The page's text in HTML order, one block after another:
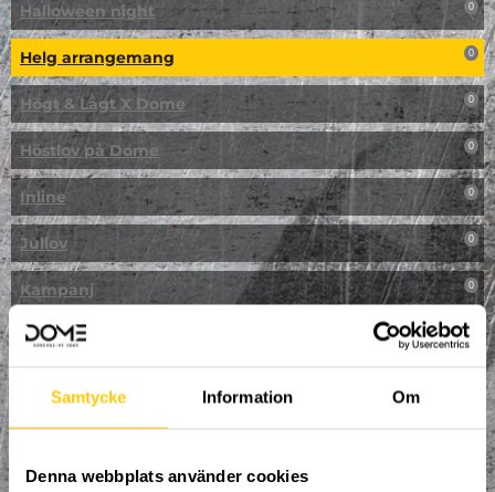
Samtycke Information Om
Denna webbplats använder cookies
Halloween night 0
Helg arrangemang 0
Högt & Lågt X Dome 0
Höstlov på Dome 0
Inline 0
Jullov 0
Kampanj 0
Kickbike 0
Klättring
LAN